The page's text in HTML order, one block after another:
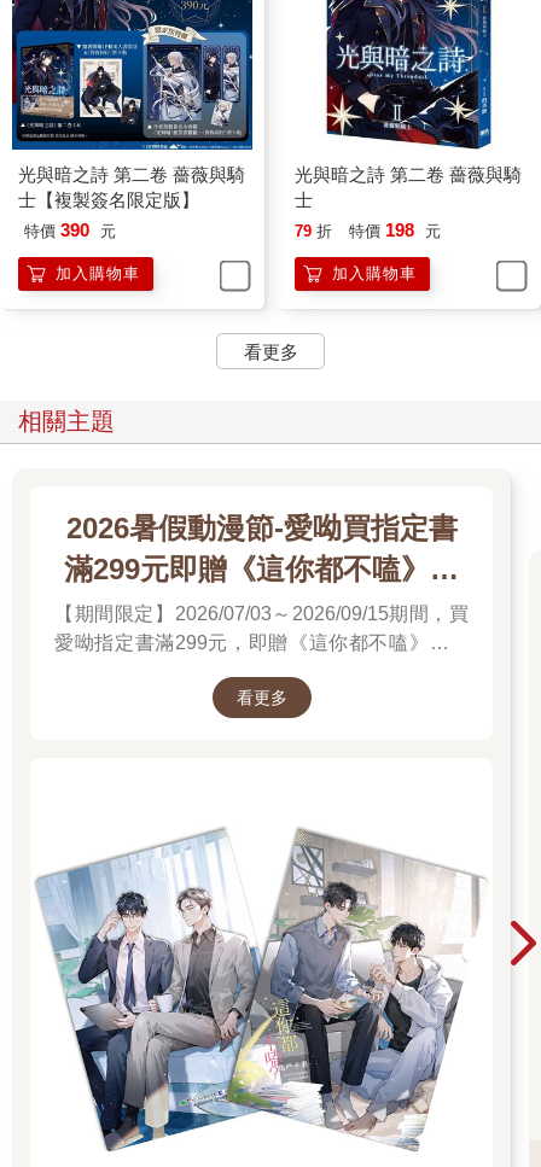
移，對著少年心臟後方的位置，緩慢摩擦。
「知道嗎？只要我一用力，你的心臟就會被刺穿，滾燙的鮮血隨
著傷口流出淌滿一地，然後慢慢變冷變乾。你見過殺豬嗎？其實
人的血乾了和豬血看起來沒什麼兩樣。」寧蕭似乎在描述一個普
通的情節，詭異的語調卻讓人毛骨悚然。
「早上起床的人看見你的屍體，一定會嚇一跳，對不對？」
寧蕭輕輕笑了幾聲，帶動著手中的匕首一陣滑動，少年嚇得不敢
動彈分毫。
他手中的刀尖緩慢地轉著圈，最後在搶匪的心臟後方停住不動。
「啊啊啊啊啊啊啊啊啊啊！」
少年淒厲的痛號驟然響起，穿透耳膜，他在地上痛苦地蜷起身
軀，彷彿真的被一刀穿透心臟。
寧蕭站起身，扔下匕首，冷眼看著不斷翻滾哭號的少年。
他拿起地上的消夜，頭也不回地離開，只留少年恐懼驚慌地摸向
自己的背後，沒有刀傷，沒有血液，只有一片被劃破的衣服。
寧蕭已經走遠，聽見身後隱隱的哭聲，不禁皺眉。
「所以我才討厭小鬼。」
小孩子總是不考慮後果，衝動行事，不嘗點教訓，就不知道這個
經歷了這一段插曲，寧蕭到家的時候，已經是凌晨兩點十分。囫
圇兩口將消夜吞下，收拾乾淨，他帶著朝聖般的表情坐到電腦桌
前，開始一天的工作──打字。
寧蕭的工作就是打字，文藝一點的說法是文學創作。他把一個個
感謝那位搶匪少年賜予的靈感，寧蕭此時文思泉湧，手指在鍵盤
上飛舞著，噠噠聲不絕於耳。他全神貫注，神情帶著一絲隱隱的
興奮。
螢幕的藍光映照在臉上，讓他看上去略顯詭異。
然而，此時飛速打字的寧蕭並沒有想到，今晚這場宛如鬧劇的搶
劫並未就此落下帷幕，相反，它是一切異變的開始。
一張無形之網，正悄然鋪開。
第二天早上，寧蕭是被一連串強烈的敲門聲吵醒。那聲音催魂似
地不斷響起，葬送了他最後一絲睡意。
叩叩叩！叩叩叩！
像是有魔鬼守候在他家門口，得不到回應就絕不離開。
光與暗之詩 第二卷 薔薇與騎
士【複製簽名限定版】
特價 390 元
加入購物車
光與暗之詩 第二卷 薔薇與騎
士
79 折 特價 198 元
加入購物車
看更多
相關主題
2026暑假動漫節-愛呦買指定書
滿299元即贈《這你都不嗑》文
件夾
【期間限定】2026/07/03～2026/09/15期間，買
愛呦指定書滿299元，即贈《這你都不嗑》文件
夾！單筆訂單不累贈，數量有限，送完為止！
看更多